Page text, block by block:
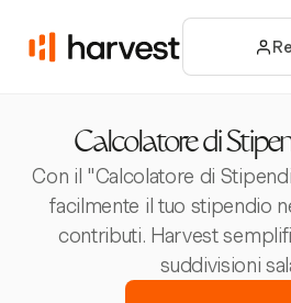
Calcolatore di
Con il "Calcolatore di
facilmente il tuo stipendio
contributi. Harvest
suddivisioni